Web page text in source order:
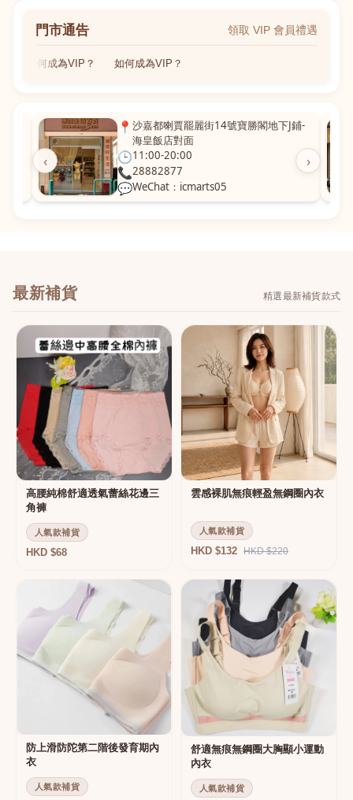
門市通告 領取 VIP 會員禮遇
如何成為VIP？ 如何成為VIP？
‹ ›
📍沙嘉都喇賈罷麗街14號寶勝閣地下J鋪-
海皇飯店對面
🕒11:00-20:00
📞28882877
💬WeChat：icmarts05
最新補貨 精選最新補貨款式
高腰純棉舒適透氣蕾絲花邊三
角褲
人氣款補貨
HKD $68
雲感裸肌無痕輕盈無鋼圈內衣
人氣款補貨
HKD $132 HKD $220
防上滑防陀第二階後發育期內
衣
人氣款補貨
舒適無痕無鋼圈大胸顯小運動
內衣
人氣款補貨